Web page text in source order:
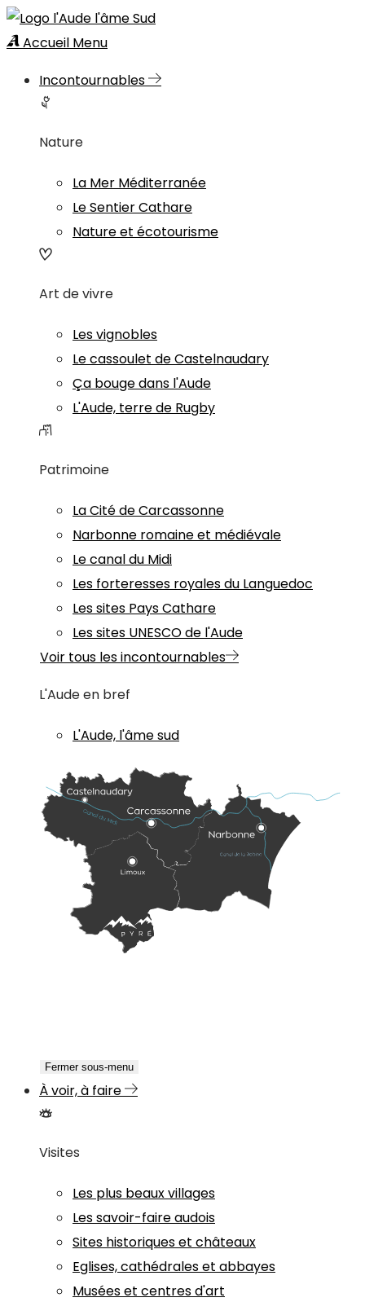
Accueil Menu
Incontournables
Nature
La Mer Méditerranée
Le Sentier Cathare
Nature et écotourisme
Art de vivre
Les vignobles
Le cassoulet de Castelnaudary
Ça bouge dans l'Aude
L'Aude, terre de Rugby
Patrimoine
La Cité de Carcassonne
Narbonne romaine et médiévale
Le canal du Midi
Les forteresses royales du Languedoc
Les sites Pays Cathare
Les sites UNESCO de l'Aude
Voir tous les incontournables
L'Aude en bref
L'Aude, l'âme sud
Fermer sous-menu
À voir, à faire
Visites
Les plus beaux villages
Les savoir-faire audois
Sites historiques et châteaux
Eglises, cathédrales et abbayes
Musées et centres d'art